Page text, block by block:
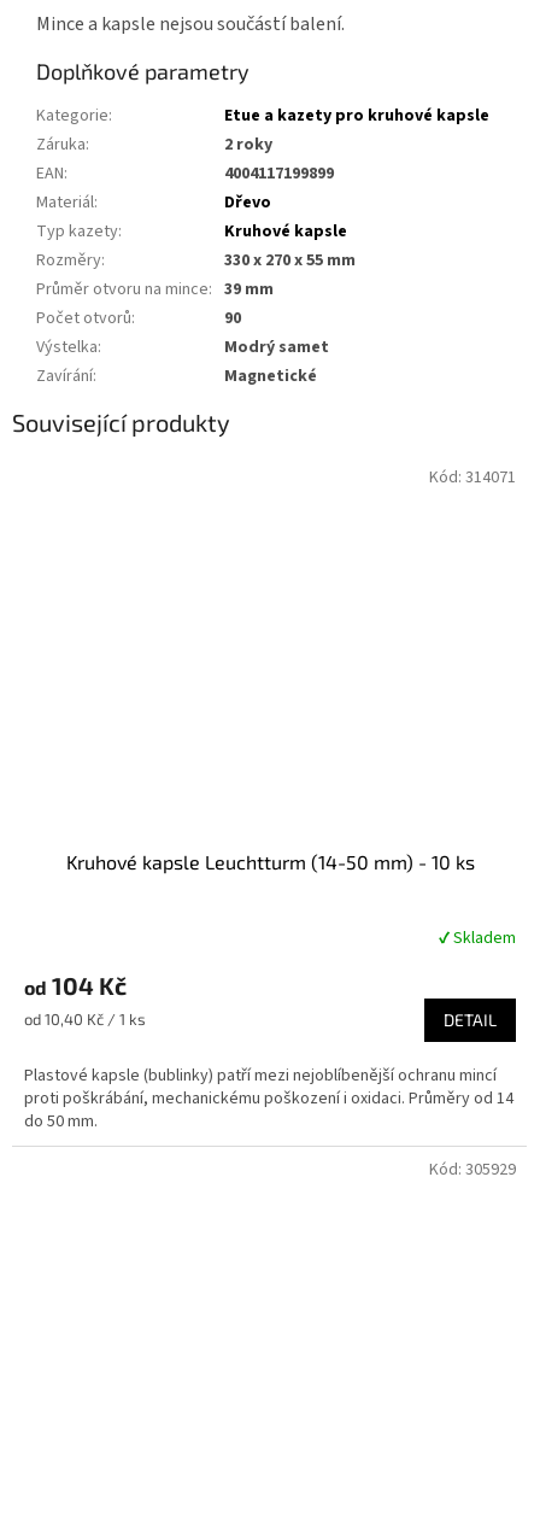
Mince a kapsle nejsou součástí balení.
Doplňkové parametry
Kategorie:
Etue a kazety pro kruhové kapsle
Záruka:
2 roky
EAN:
4004117199899
Materiál:
Dřevo
Typ kazety:
Kruhové kapsle
Rozměry:
330 x 270 x 55 mm
Průměr otvoru na mince: 39 mm
Počet otvorů:
90
Výstelka:
Modrý samet
Zavírání: Magnetické
Související produkty
Kruhové kapsle Leuchtturm (14-50 mm) - 10 ks
produktu
5,0
5
hvězdiček.
✔ Skladem
od 104 Kč
Měrná
od 10,40 Kč / 1 ks DETAIL
Plastové kapsle (bublinky) patří mezi nejoblíbenější ochranu mincí
proti poškrábání, mechanickému poškození i oxidaci. Průměry od 14
do 50 mm.
Kód: 314071
Kód: 305929